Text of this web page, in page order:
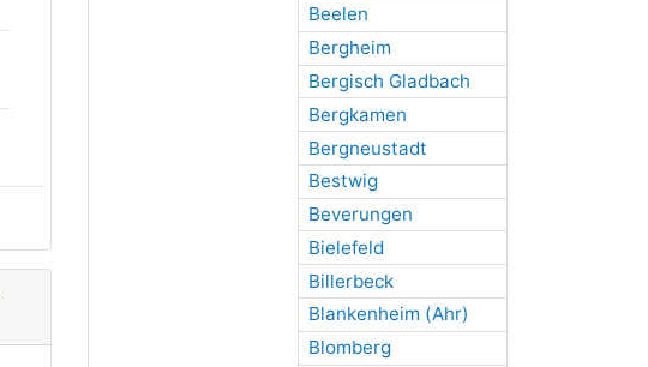
Beelen
Bergheim
Bergisch Gladbach
Bergkamen
Bergneustadt
Bestwig
Beverungen
Bielefeld
Billerbeck
Blankenheim (Ahr)
Blomberg